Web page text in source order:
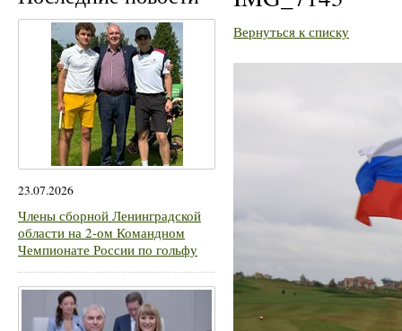
23.07.2026
Члены сборной Ленинградской
области на 2-ом Командном
Чемпионате России по гольфу
Вернуться к списку